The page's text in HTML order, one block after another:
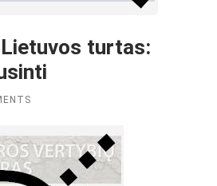
turtas: